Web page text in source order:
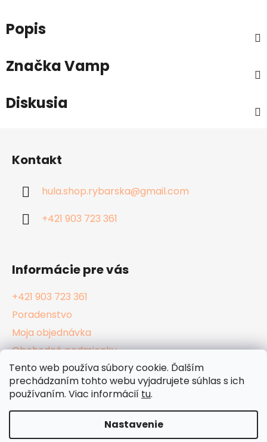
Tento web používa súbory cookie. Ďalším
prechádzaním tohto webu vyjadrujete súhlas s ich
používaním. Viac informácií tu.
Nastavenie
Popis
ZnačkaVamp
Diskusia
Kontakt
hula.shop.rybarska@gmail.com
+421 903 723 361
Informácie pre vás
+421 903 723 361
Poradenstvo
Moja objednávka
Obchodné podmienky
Reklamačný poriadok
Podmienky ochrany osobných údajov